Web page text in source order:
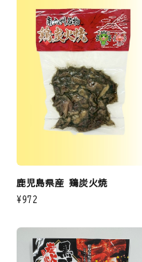
鹿児島県産 鶏炭火焼
¥972